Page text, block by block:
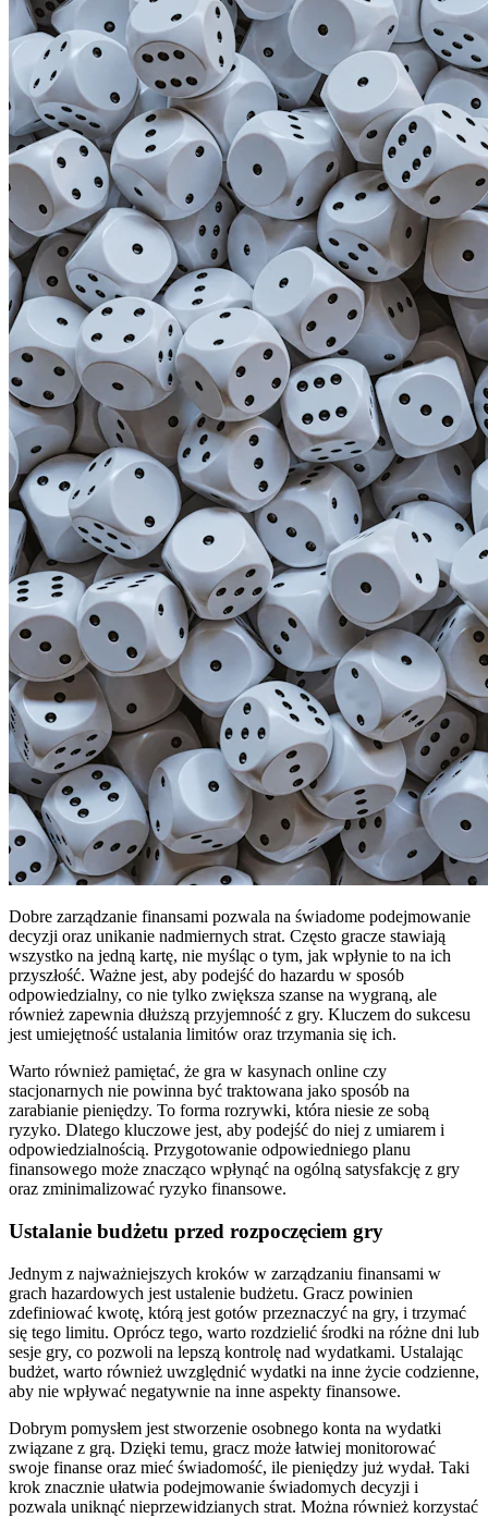
Dobre zarządzanie finansami pozwala na świadome podejmowanie
decyzji oraz unikanie nadmiernych strat. Często gracze stawiają
wszystko na jedną kartę, nie myśląc o tym, jak wpłynie to na ich
przyszłość. Ważne jest, aby podejść do hazardu w sposób
odpowiedzialny, co nie tylko zwiększa szanse na wygraną, ale
również zapewnia dłuższą przyjemność z gry. Kluczem do sukcesu
jest umiejętność ustalania limitów oraz trzymania się ich.
Warto również pamiętać, że gra w kasynach online czy
stacjonarnych nie powinna być traktowana jako sposób na
zarabianie pieniędzy. To forma rozrywki, która niesie ze sobą
ryzyko. Dlatego kluczowe jest, aby podejść do niej z umiarem i
odpowiedzialnością. Przygotowanie odpowiedniego planu
finansowego może znacząco wpłynąć na ogólną satysfakcję z gry
oraz zminimalizować ryzyko finansowe.
Ustalanie budżetu przed rozpoczęciem gry
Jednym z najważniejszych kroków w zarządzaniu finansami w
grach hazardowych jest ustalenie budżetu. Gracz powinien
zdefiniować kwotę, którą jest gotów przeznaczyć na gry, i trzymać
się tego limitu. Oprócz tego, warto rozdzielić środki na różne dni lub
sesje gry, co pozwoli na lepszą kontrolę nad wydatkami. Ustalając
budżet, warto również uwzględnić wydatki na inne życie codzienne,
aby nie wpływać negatywnie na inne aspekty finansowe.
Dobrym pomysłem jest stworzenie osobnego konta na wydatki
związane z grą. Dzięki temu, gracz może łatwiej monitorować
swoje finanse oraz mieć świadomość, ile pieniędzy już wydał. Taki
krok znacznie ułatwia podejmowanie świadomych decyzji i
pozwala uniknąć nieprzewidzianych strat. Można również korzystać